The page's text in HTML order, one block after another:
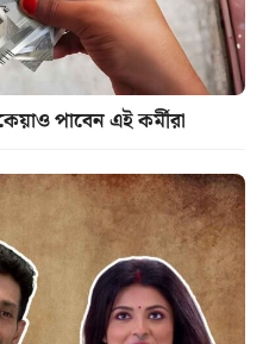
পাবেন এই কর্মীরা